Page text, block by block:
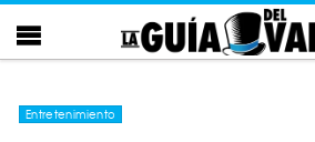
Entretenimiento